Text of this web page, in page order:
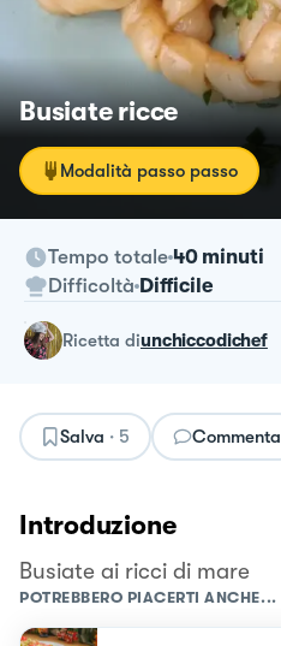
Busiate ricce
Modalità passo passo
Tempo totale 40 minuti
Difficoltà Difficile
ricetta diunchiccodichef
Salva · 5 Commenta
Introduzione
Busiate ai ricci di mare
POTREBBERO PIACERTI ANCHE...